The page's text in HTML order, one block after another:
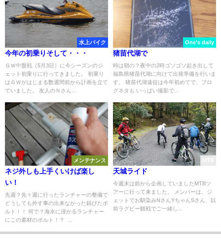
水上バイク
今年の初乗りそして・・・
ＧＷ中盤戦（5月3日）に今シーズンのジ
ェット初乗りに行ってきました。 初乗り
はＧＷがはじまる数週間前から計画を立て
ていました。 友人のＮさん...
One's daily
猪苗代湖で
時は朝の？夜中の2時ゴソゴソ起き出して
福島県猪苗代湖に向けて出発準備を行いま
す。 猪苗代湖遠征は今年初めてで、ブロ
グネタも いっぱい撮影で...
メンテナンス
ネジ外しも上手くいけば楽し
い！
先週？先々週に行ったランチャーの整備で
どうしても外す事の出来なかった錆びたボ
ルト！！ 何で？海水に浸かるランチャー
にこの素材のボルト！？ ...
天城ライド
今週末は前から企画していましたMTBツ
アーに行って来ました。 メンバーは、ジ
ェットでお馴染みNさんYちゃんSさん、以
前ラグビー観戦でご一緒し...